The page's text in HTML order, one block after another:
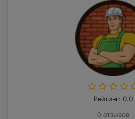
Рейтинг: 0.0
0 отзывов